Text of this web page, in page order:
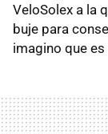
VeloSolex a la
buje para
imagino que